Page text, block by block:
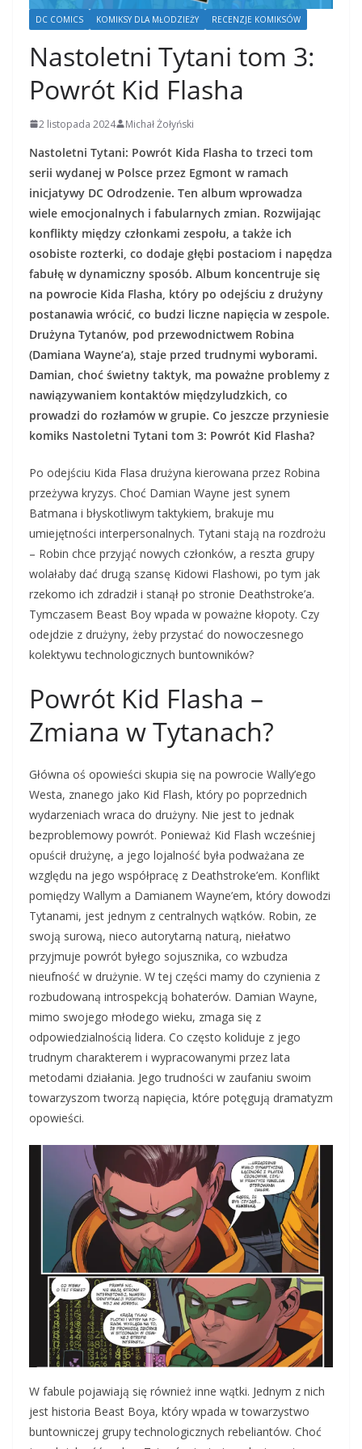
DC COMICS KOMIKSY DLA MŁODZIEŻY RECENZJE KOMIKSÓW
Nastoletni Tytani tom 3:
Powrót Kid Flasha
2 listopada 2024 Michał Żołyński
Nastoletni Tytani: Powrót Kida Flasha to trzeci tom
serii wydanej w Polsce przez Egmont w ramach
inicjatywy DC Odrodzenie. Ten album wprowadza
wiele emocjonalnych i fabularnych zmian. Rozwijając
konflikty między członkami zespołu, a także ich
osobiste rozterki, co dodaje głębi postaciom i napędza
fabułę w dynamiczny sposób. Album koncentruje się
na powrocie Kida Flasha, który po odejściu z drużyny
postanawia wrócić, co budzi liczne napięcia w zespole.
Drużyna Tytanów, pod przewodnictwem Robina
(Damiana Wayne’a), staje przed trudnymi wyborami.
Damian, choć świetny taktyk, ma poważne problemy z
nawiązywaniem kontaktów międzyludzkich, co
prowadzi do rozłamów w grupie. Co jeszcze przyniesie
komiks Nastoletni Tytani tom 3: Powrót Kid Flasha?
Po odejściu Kida Flasa drużyna kierowana przez Robina
przeżywa kryzys. Choć Damian Wayne jest synem
Batmana i błyskotliwym taktykiem, brakuje mu
umiejętności interpersonalnych. Tytani stają na rozdrożu
– Robin chce przyjąć nowych członków, a reszta grupy
wolałaby dać drugą szansę Kidowi Flashowi, po tym jak
rzekomo ich zdradził i stanął po stronie Deathstroke’a.
Tymczasem Beast Boy wpada w poważne kłopoty. Czy
odejdzie z drużyny, żeby przystać do nowoczesnego
kolektywu technologicznych buntowników?
Powrót Kid Flasha –
Zmiana w Tytanach?
Główna oś opowieści skupia się na powrocie Wally’ego
Westa, znanego jako Kid Flash, który po poprzednich
wydarzeniach wraca do drużyny. Nie jest to jednak
bezproblemowy powrót. Ponieważ Kid Flash wcześniej
opuścił drużynę, a jego lojalność była podważana ze
względu na jego współpracę z Deathstroke’em. Konflikt
pomiędzy Wallym a Damianem Wayne’em, który dowodzi
Tytanami, jest jednym z centralnych wątków. Robin, ze
swoją surową, nieco autorytarną naturą, niełatwo
przyjmuje powrót byłego sojusznika, co wzbudza
nieufność w drużynie. W tej części mamy do czynienia z
rozbudowaną introspekcją bohaterów. Damian Wayne,
mimo swojego młodego wieku, zmaga się z
odpowiedzialnością lidera. Co często koliduje z jego
trudnym charakterem i wypracowanymi przez lata
metodami działania. Jego trudności w zaufaniu swoim
towarzyszom tworzą napięcia, które potęgują dramatyzm
opowieści.
W fabule pojawiają się również inne wątki. Jednym z nich
jest historia Beast Boya, który wpada w towarzystwo
buntowniczej grupy technologicznych rebeliantów. Choć